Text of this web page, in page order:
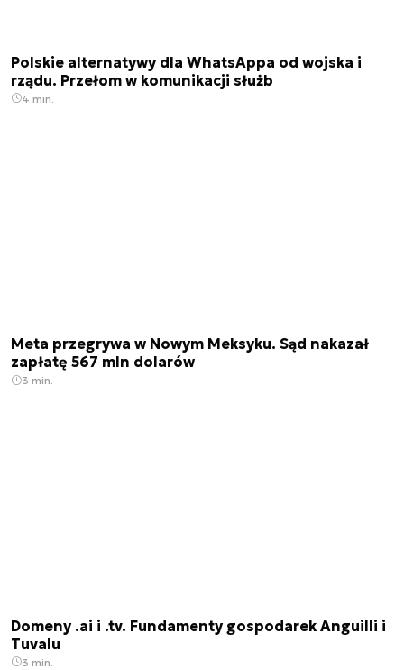
Polskie alternatywy dla WhatsAppa od wojska i
rządu. Przełom w komunikacji służb
4 min.
Meta przegrywa w Nowym Meksyku. Sąd nakazał
zapłatę 567 mln dolarów
3 min.
Domeny .ai i .tv. Fundamenty gospodarek Anguilli i
Tuvalu
3 min.